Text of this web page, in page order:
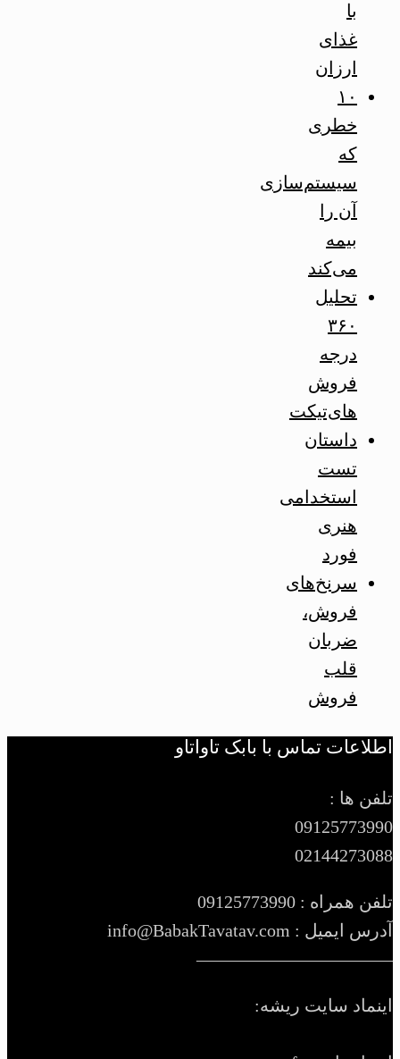
با
غذای
ارزان
۱۰
خطری
که
سیستم‌سازی
آن را
بیمه
می‌کند
تحلیل
۳۶۰
درجه
فروش
های‌تیکت
داستان
تست
استخدامی
هنری
فورد
سرنخ‌های
فروش،
ضربان
قلب
فروش
اطلاعات تماس با بابک تاواتاو
تلفن ها :
09125773990
02144273088
تلفن همراه : 09125773990
آدرس ایمیل : info@BabakTavatav.com
———————————
اینماد سایت ریشه: